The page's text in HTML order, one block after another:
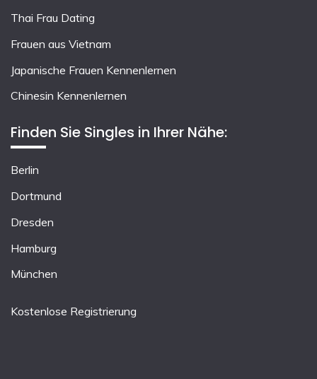
Thai Frau Dating
Frauen aus Vietnam
Japanische Frauen Kennenlernen
Chinesin Kennenlernen
Finden Sie Singles in Ihrer Nähe:
Berlin
Dortmund
Dresden
Hamburg
München
Kostenlose Registrierung